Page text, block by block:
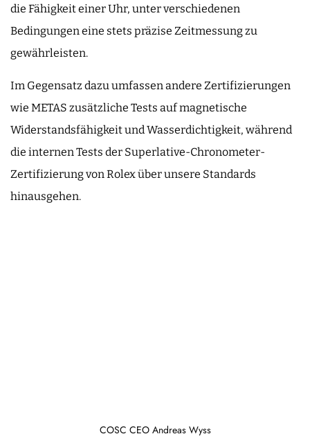
die Fähigkeit einer Uhr, unter verschiedenen
Bedingungen eine stets präzise Zeitmessung zu
gewährleisten.
Im Gegensatz dazu umfassen andere Zertifizierungen
wie METAS zusätzliche Tests auf magnetische
Widerstandsfähigkeit und Wasserdichtigkeit, während
die internen Tests der Superlative-Chronometer-
Zertifizierung von Rolex über unsere Standards
hinausgehen.
COSC CEO Andreas Wyss